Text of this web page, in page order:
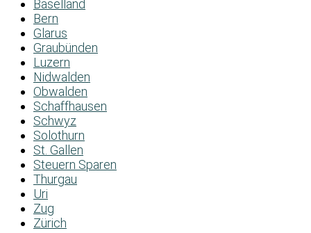
Baselland
Bern
Glarus
Graubünden
Luzern
Nidwalden
Obwalden
Schaffhausen
Schwyz
Solothurn
St. Gallen
Steuern Sparen
Thurgau
Uri
Zug
Zürich